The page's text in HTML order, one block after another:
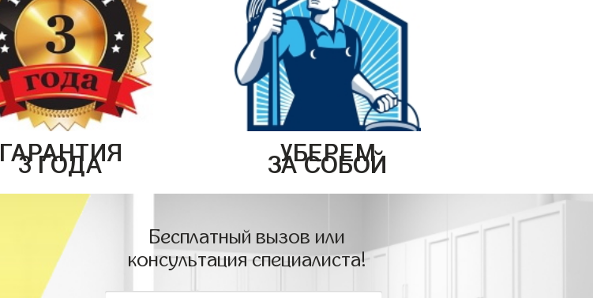
ГАРАНТИЯ
3 ГОДА УБЕРЕМ
ЗА СОБОЙ
Бесплатный вызов или
консультация специалиста!